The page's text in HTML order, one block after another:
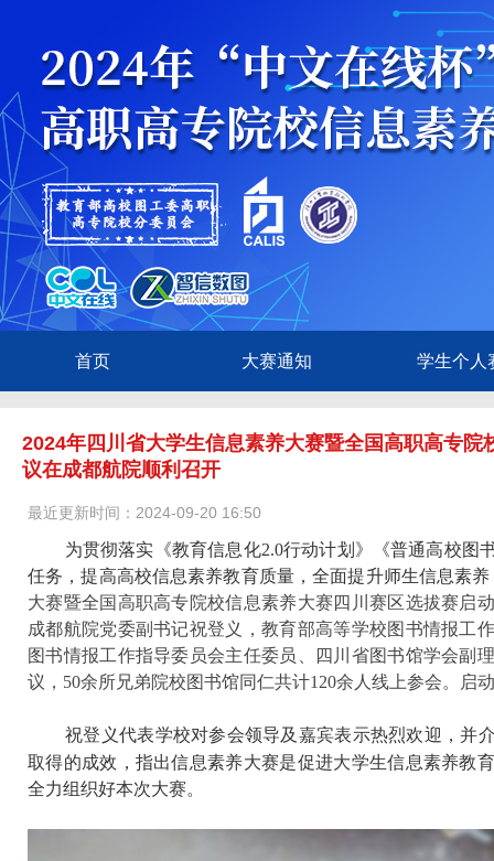
首页 大赛通知 学生个人
2024年四川省大学生信息素养大赛暨全国高职高专
议在成都航院顺利召开
最近更新时间：2024-09-20 16:50
为贯彻落实《教育信息化2.0行动计划》《普通高校图
任务，提高高校信息素养教育质量，全面提升师生信息素养
大赛暨全国高职高专院校信息素养大赛四川赛区选拔赛启
成都航院党委副书记祝登义，教育部高等学校图书情报工
图书情报工作指导委员会主任委员、四川省图书馆学会副
议，50余所兄弟院校图书馆同仁共计120余人线上参会。启
祝登义代表学校对参会领导及嘉宾表示热烈欢迎，并
取得的成效，指出信息素养大赛是促进大学生信息素养教
全力组织好本次大赛。